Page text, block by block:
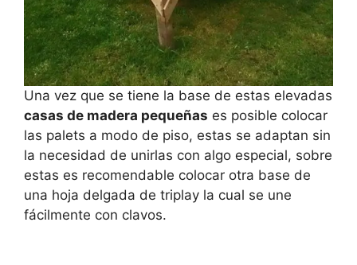
Una vez que se tiene la base de estas elevadas
casas de madera pequeñas es posible colocar
las palets a modo de piso, estas se adaptan sin
la necesidad de unirlas con algo especial, sobre
estas es recomendable colocar otra base de
una hoja delgada de triplay la cual se une
fácilmente con clavos.